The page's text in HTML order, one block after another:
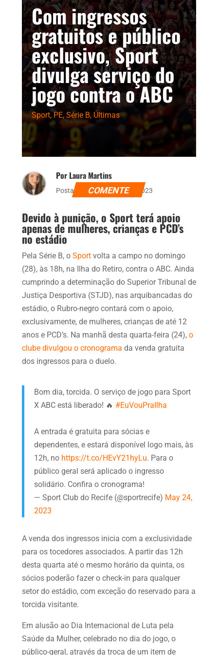
Com ingressos
gratuitos e público
exclusivo, Sport
divulga serviço do
jogo contra o ABC
Sport,PE, Série B, Últimas
Por Laura Martins
Postado dia 24 de maio de 2023
COMENTE
Devido à punição, o Sport terá apoio
apenas de mulheres, crianças e PCD’s
no estádio
Pela Série B, o Sportvolta a campo no domingo
(28), às 18h, na Ilha do Retiro, contra o ABC. Ainda
cumprindo a determinação do Superior Tribunal de
Justiça Desportiva (STJD), nas arquibancadas do
estádio, o Rubro-negro contará com o apoio,
exclusivamente, de mulheres, crianças de até 12
anos e PCD’s. Na manhã desta quarta-feira (24),o
clube divulgou o cronograma da venda gratuita
dos ingressos para o duelo.
Bom dia, torcida. O serviço de jogo para Sport
X ABC está liberado! 🔥 #EuVouPraIlha
A entrada é gratuita para sócias e
dependentes, e estará disponível logo mais, às
12h, no https://t.co/HEvY21hyLu. Para o
público geral será aplicado o ingresso
solidário. Confira o cronograma!
— Sport Club do Recife (@sportrecife) May 24,
2023
A venda dos ingressos inicia com a exclusividade
para os tocedores associados. A partir das 12h
desta quarta até o mesmo horário da quinta, os
sócios poderão fazer o check-in para qualquer
setor do estádio, com exceção do reservado para a
torcida visitante.
Em alusão ao Dia Internacional de Luta pela
Saúde da Mulher, celebrado no dia do jogo, o
público-geral, através da troca de um item de